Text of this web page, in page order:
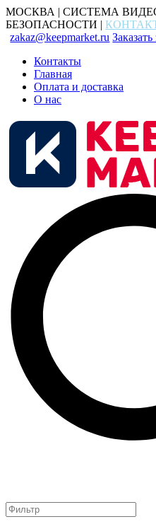
МОСКВА | СИСТЕМА
БЕЗОПАСНОСТИ |
zakaz@keepmarket.ru
Контакты
Главная
Оплата и доставка
О нас